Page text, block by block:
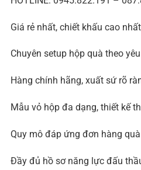
Giá rẻ nhất, chiết khấu cao
Chuyên setup hộp quà theo
Hàng chính hãng, xuất sứ rõ
Mẫu vỏ hộp đa dạng, thiết kế
Quy mô đáp ứng đơn hàng
Đầy đủ hồ sơ năng lực đấu